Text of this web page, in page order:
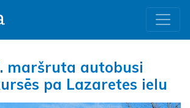
maršruta autobusi
pa Lazaretes ielu